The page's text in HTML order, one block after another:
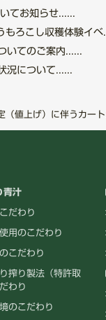
てお知らせ......
ろこし収穫体験イベ
いてのご案内......
況について......
（値上げ）に伴うカー
青汁
だわり
用のこだわり
こだわり
搾り製法（特許取
わり
のこだわり